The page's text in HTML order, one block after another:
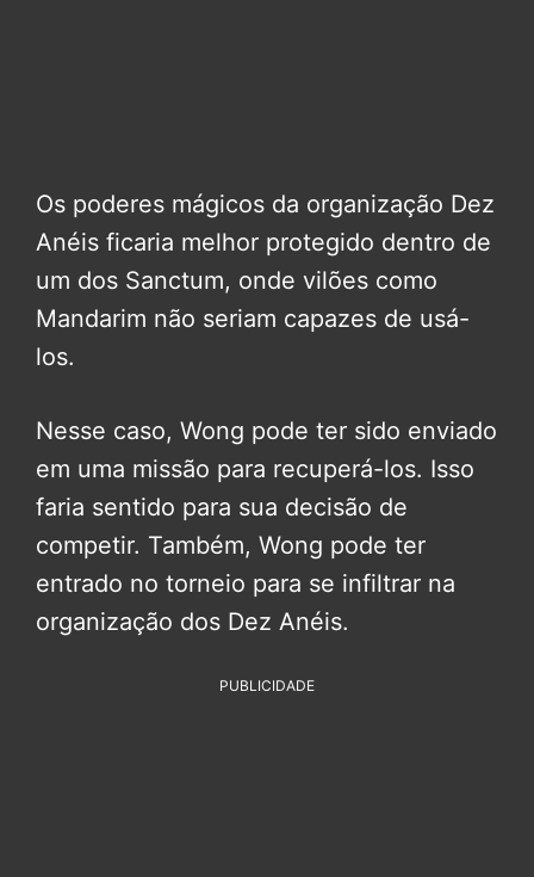
Os poderes mágicos da organização Dez
Anéis ficaria melhor protegido dentro de
um dos Sanctum, onde vilões como
Mandarim não seriam capazes de usá-
los.
Nesse caso, Wong pode ter sido enviado
em uma missão para recuperá-los. Isso
faria sentido para sua decisão de
competir. Também, Wong pode ter
entrado no torneio para se infiltrar na
organização dos Dez Anéis.
PUBLICIDADE